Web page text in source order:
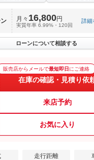
月々 16,800円
実質年率 6.99%・120回
詳細
ローンについて相談する
販売店からメールで最短即日 にご連絡
在庫の確認・見積り依
来店予約
お気に入り
走行距離